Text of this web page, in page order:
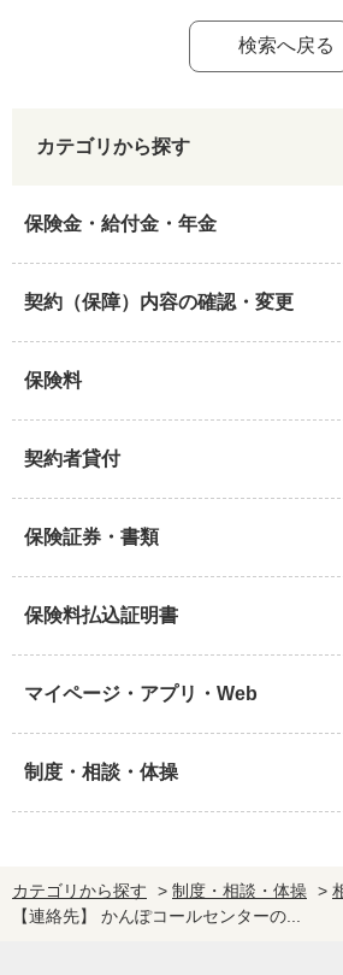
検索へ戻る
カテゴリから探す
保険金・給付金・年金
契約（保障）内容の確認・変更
保険料
契約者貸付
保険証券・書類
保険料払込証明書
マイページ・アプリ・Web
制度・相談・体操
カテゴリから探す > 制度・相談・体操 >
【連絡先】 かんぽコールセンターの...